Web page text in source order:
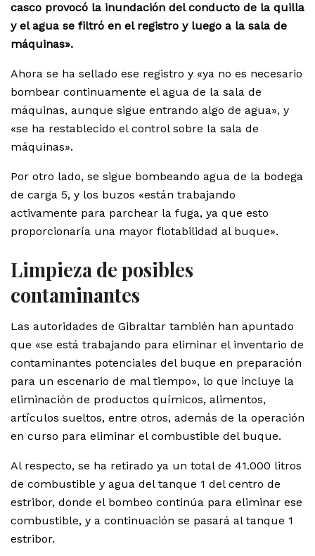
casco provocó la inundación del conducto de la quilla
y el agua se filtró en el registro y luego a la sala de
máquinas».
Ahora se ha sellado ese registro y «ya no es necesario
bombear continuamente el agua de la sala de
máquinas, aunque sigue entrando algo de agua», y
«se ha restablecido el control sobre la sala de
máquinas».
Por otro lado, se sigue bombeando agua de la bodega
de carga 5, y los buzos «están trabajando
activamente para parchear la fuga, ya que esto
proporcionaría una mayor flotabilidad al buque».
Limpieza de posibles
contaminantes
Las autoridades de Gibraltar también han apuntado
que «se está trabajando para eliminar el inventario de
contaminantes potenciales del buque en preparación
para un escenario de mal tiempo», lo que incluye la
eliminación de productos químicos, alimentos,
artículos sueltos, entre otros, además de la operación
en curso para eliminar el combustible del buque.
Al respecto, se ha retirado ya un total de 41.000 litros
de combustible y agua del tanque 1 del centro de
estribor, donde el bombeo continúa para eliminar ese
combustible, y a continuación se pasará al tanque 1
estribor.